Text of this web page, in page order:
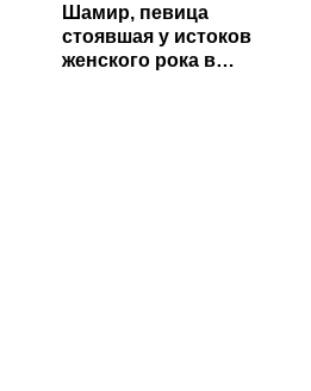
Шамир, певица
стоявшая у истоков
женского рока в